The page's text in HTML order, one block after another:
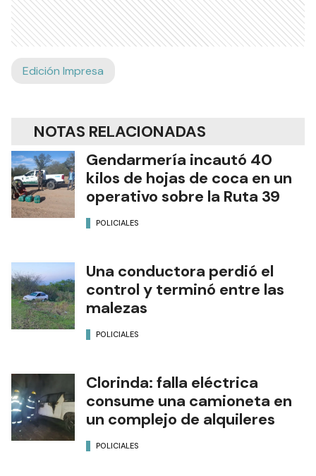
Edición Impresa
NOTAS RELACIONADAS
Gendarmería incautó 40
kilos de hojas de coca en un
operativo sobre la Ruta 39
POLICIALES
Una conductora perdió el
control y terminó entre las
malezas
POLICIALES
Clorinda: falla eléctrica
consume una camioneta en
un complejo de alquileres
POLICIALES